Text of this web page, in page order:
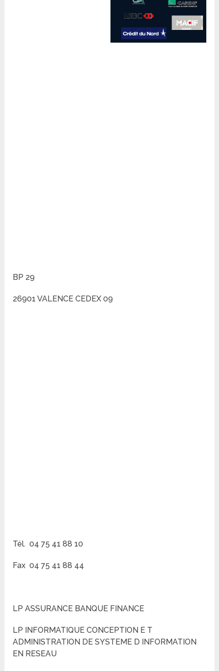
BP 29
26901 VALENCE CEDEX 09
Tél. 04 75 41 88 10
Fax 04 75 41 88 44
LP ASSURANCE BANQUE FINANCE
LP INFORMATIQUE CONCEPTION E T
ADMINISTRATION DE SYSTEME D INFORMATION
EN RESEAU